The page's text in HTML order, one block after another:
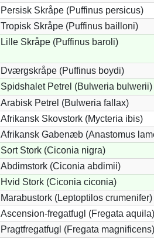
Persisk Skråpe (Puffinus persicus)
Tropisk Skråpe (Puffinus bailloni)
Lille Skråpe (Puffinus baroli)
Dværgskråpe (Puffinus boydi)
Spidshalet Petrel (Bulweria bulwerii)
Arabisk Petrel (Bulweria fallax)
Afrikansk Skovstork (Mycteria ibis)
Afrikansk Gabenæb (Anastomus
Sort Stork (Ciconia nigra)
Abdimstork (Ciconia abdimii)
Hvid Stork (Ciconia ciconia)
Marabustork (Leptoptilos crumenifer)
Ascension-fregatfugl (Fregata aquila)
Pragtfregatfugl (Fregata magnificens)